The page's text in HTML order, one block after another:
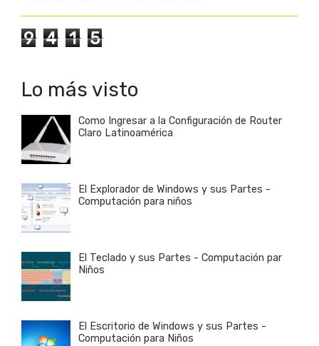
9 4 1 5
Lo más visto
Como Ingresar a la Configuración de Router
Claro Latinoamérica
El Explorador de Windows y sus Partes -
Computación para niños
El Teclado y sus Partes - Computación par
Niños
El Escritorio de Windows y sus Partes -
Computación para Niños